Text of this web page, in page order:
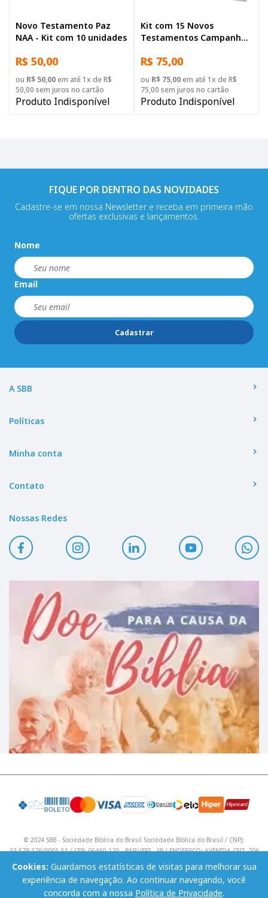
Novo Testamento Paz
NAA - Kit com 10 unidades
R$ 50,00
ou R$ 50,00em até 1x de R$
50,00 sem juros no cartão
Produto Indisponível
Kit com 15 Novos
Testamentos Campanha
R$ 75,00
ou R$ 75,00em até 1x de R$
75,00 sem juros no cartão
Produto Indisponível
FIQUE POR DENTRO DAS NOVIDADES
Cadastre-se em nossa Newsletter e receba em primeira mão
ofertas exclusivas e lançamentos.
Nome
Email
Cadastrar
A SBB
Políticas
Minha conta
Contato
Nossas Redes
Cookies: Guardamos estatísticas de visitas para melhorar sua
experiência de navegação. Ao continuar navegando, você
concorda com a nossa Política de Privacidade.
© 2024 SBB - Sociedade Bíblica do Brasil Sociedade Bíblica do Brasil / CNPJ:
33.579.376/0001-51 / CEP: 06460-120 - BARUERI - SP / ENDEREÇO: AVENIDA CECI, 706
/ Telefone: (11) 4195 9590 / Email: lojavirtual@sbb.org.br .